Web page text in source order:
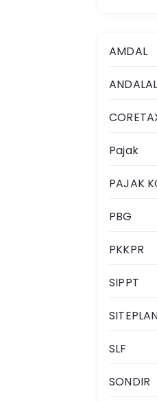
AMDAL
Pajak
PAJAK
PBG
PKKPR
SIPPT
SLF
SONDIR